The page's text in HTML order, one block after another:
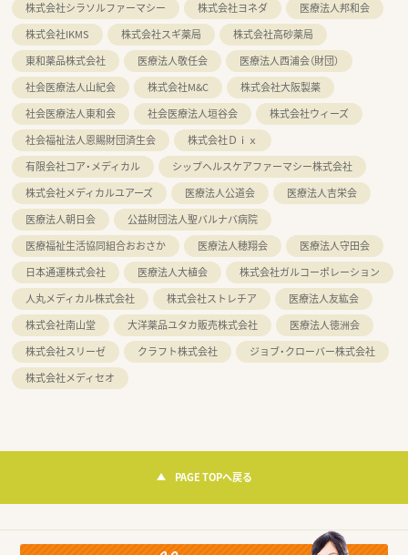
株式会社シラソルファーマシー
株式会社ヨネダ
医療法人邦和会
株式会社IKMS
株式会社スギ薬局
株式会社高砂薬局
東和薬品株式会社
医療法人敬任会
医療法人西浦会（財団）
社会医療法人山紀会
株式会社M&C
株式会社大阪製薬
社会医療法人東和会
社会医療法人垣谷会
株式会社ウィーズ
社会福祉法人恩賜財団済生会
株式会社Ｄｉｘ
有限会社コア・メディカル
シップヘルスケアファーマシー株式会社
株式会社メディカルユアーズ
医療法人公道会
医療法人吉栄会
医療法人朝日会
公益財団法人聖バルナバ病院
医療福祉生活協同組合おおさか
医療法人穂翔会
医療法人守田会
日本通運株式会社
医療法人大植会
株式会社ガルコーポレーション
人丸メディカル株式会社
株式会社ストレチア
医療法人友紘会
株式会社南山堂
大洋薬品ユタカ販売株式会社
医療法人徳洲会
株式会社スリーゼ
クラフト株式会社
ジョブ・クローバー株式会社
株式会社メディセオ
PAGE TOPへ戻る